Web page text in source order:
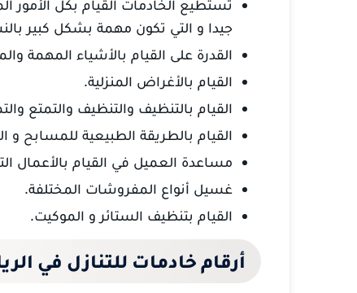
تستطيع الخادمات القيام بكل الأمور
جيدا و التي تكون مهمة بشكل كبير
القدرة على القيام بالأشياء المهمة
القيام بالأغراض المنزلية.
القيام بالتنظيف والتنظيف والتمتع
القيام بالطريقة الطبيعية للمسابح
مساعدة العميل في القيام بالأعمال
غسيل أنواع المفروشات المختلفة.
القيام بتنظيف الستائر و الموكيت.
أرقام خادمات للتنازل في